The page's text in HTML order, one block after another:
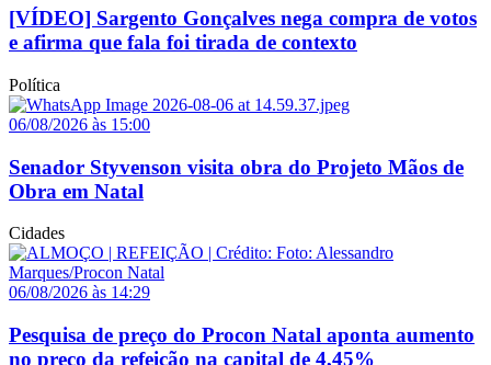
[VÍDEO] Sargento Gonçalves nega compra de votos
e afirma que fala foi tirada de contexto
Política
06/08/2026 às 15:00
Senador Styvenson visita obra do Projeto Mãos de
Obra em Natal
Cidades
06/08/2026 às 14:29
Pesquisa de preço do Procon Natal aponta aumento
no preço da refeição na capital de 4,45%